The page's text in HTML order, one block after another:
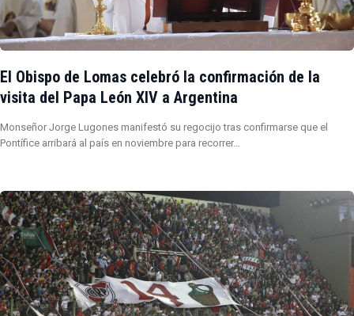
El Obispo de Lomas celebró la confirmación de la
visita del Papa León XIV a Argentina
Monseñor Jorge Lugones manifestó su regocijo tras confirmarse que el
Pontífice arribará al país en noviembre para recorrer…